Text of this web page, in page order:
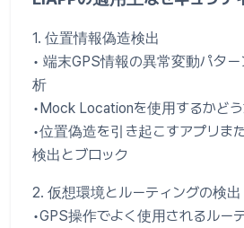
1. 位置情報偽造検出
• 端末GPS情報の異常変動パタ
析
•Mock Locationを使用するかど
•位置偽造を引き起こすアプリま
検出とブロック
2. 仮想環境とルーティングの検出
•GPS操作でよく使用されるルー